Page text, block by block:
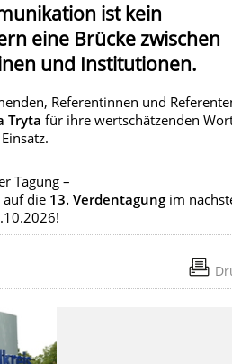
ist kein
eine Brücke zwischen
und Institutionen.
Referentinnen und
Tryta für ihre wertschätzenden
Tagung –
die 13. Verdentagung im